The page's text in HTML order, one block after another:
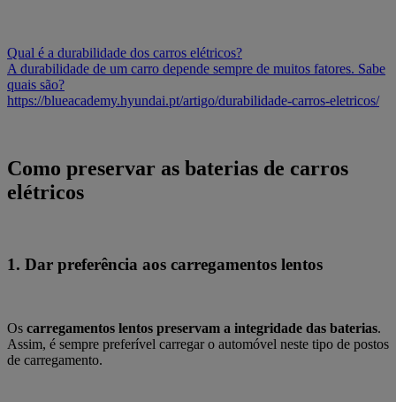
Qual é a durabilidade dos carros elétricos?
A durabilidade de um carro depende sempre de muitos fatores. Sabe
quais são?
https://blueacademy.hyundai.pt/artigo/durabilidade-carros-eletricos/
Como preservar as baterias de carros
elétricos
1. Dar preferência aos carregamentos lentos
Os carregamentos lentos preservam a integridade das baterias.
Assim, é sempre preferível carregar o automóvel neste tipo de postos
de carregamento.